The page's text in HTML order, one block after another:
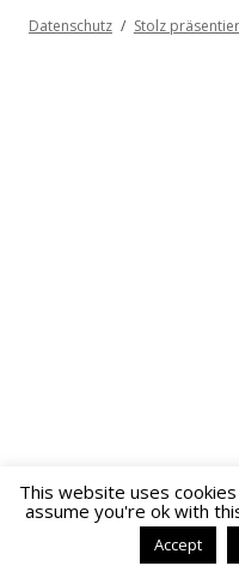
Datenschutz Stolz
This website uses
assume you're ok with
Accept